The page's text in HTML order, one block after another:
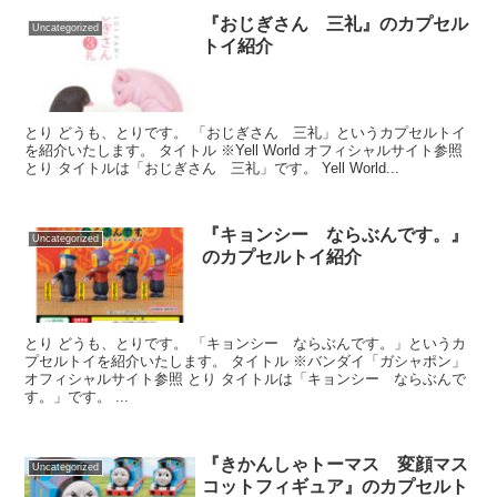
Uncategorized
『おじぎさん 三礼』のカプセル
トイ紹介
とり どうも、とりです。 「おじぎさん 三礼」というカプセルトイ
を紹介いたします。 タイトル ※Yell World オフィシャルサイト参照
とり タイトルは「おじぎさん 三礼」です。 Yell World...
Uncategorized
『キョンシー ならぶんです。』
のカプセルトイ紹介
とり どうも、とりです。 「キョンシー ならぶんです。」というカ
プセルトイを紹介いたします。 タイトル ※バンダイ「ガシャポン」
オフィシャルサイト参照 とり タイトルは「キョンシー ならぶんで
す。」です。 ...
Uncategorized
『きかんしゃトーマス 変顔マス
コットフィギュア』のカプセルト